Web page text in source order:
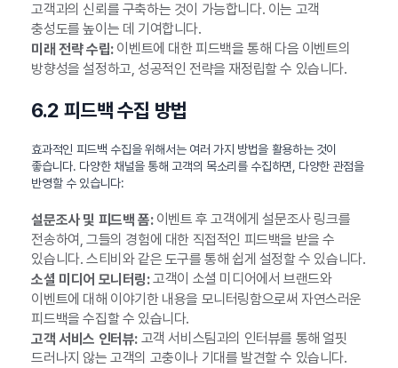
고객과의 신뢰를 구축하는 것이 가능합니다. 이는 고객
충성도를 높이는 데 기여합니다.
미래 전략 수립:이벤트에 대한 피드백을 통해 다음 이벤트의
방향성을 설정하고, 성공적인 전략을 재정립할 수 있습니다.
6.2 피드백 수집 방법
효과적인 피드백 수집을 위해서는 여러 가지 방법을 활용하는 것이
좋습니다. 다양한 채널을 통해 고객의 목소리를 수집하면, 다양한 관점을
반영할 수 있습니다:
설문조사 및 피드백 폼:이벤트 후 고객에게 설문조사 링크를
전송하여, 그들의 경험에 대한 직접적인 피드백을 받을 수
있습니다. 스티비와 같은 도구를 통해 쉽게 설정할 수 있습니다.
소셜 미디어 모니터링:고객이 소셜 미디어에서 브랜드와
이벤트에 대해 이야기한 내용을 모니터링함으로써 자연스러운
피드백을 수집할 수 있습니다.
고객 서비스 인터뷰:고객 서비스팀과의 인터뷰를 통해 얼핏
드러나지 않는 고객의 고충이나 기대를 발견할 수 있습니다.